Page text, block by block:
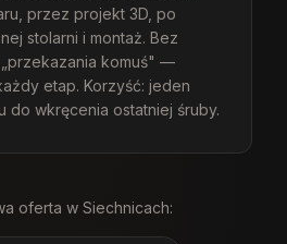
przez projekt 3D, po
stolarni i montaż. Bez
komuś" —
etap. Korzyść: jeden
do wkręcenia ostatniej śruby.
oferta w Siechnicach: